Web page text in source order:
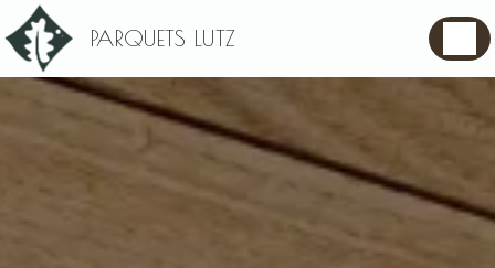
PARQUETS LUTZ
Panneau de gestion des cookies